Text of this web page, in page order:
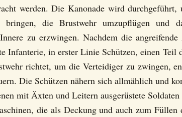
werden. Die Kanonade wird durchgeführt,
die Brustwehr umzupflügen und
zu erzwingen. Nachdem die
in erster Linie Schützen, einen Teil
richtet, um die Verteidiger zu zwingen,
Die Schützen nähern sich allmählich und
mit Äxten und Leitern ausgerüstete
die als Deckung und auch zum